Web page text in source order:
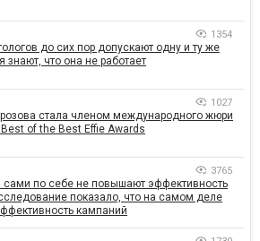
1354
до сих пор допускают одну и ту же
знают, что она не работает
1027
стала членом международного жюри
of the Best Effie Awards
3765
сами по себе не повышают эффективность
показало, что на самом деле
кампаний